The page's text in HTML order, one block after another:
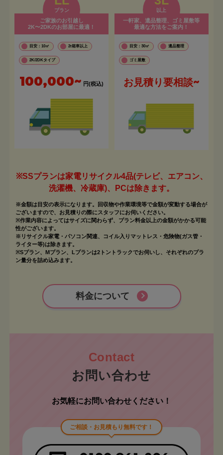
プラン
ご家族のお引越し
2K〜2DKのお部屋に最適！
目安：10㎡ 2t箱車以上
2K/2DKタイプ
100,000~ 円(税込)
以上
一軒家、遺品整理、ゴミ屋敷等
最適な方法をご案内！
目安：30㎡ 遺品整理
ゴミ屋敷
お見積り要相談~
※SSプランは家電リサイクル4品(テレビ、エアコン、
洗濯機、冷蔵庫)、PCは除きます。
※金額は目安の表示になります。回収物や作業環境等で金額が変動する場合が
ございますので、お見積りの際にスタッフにお伺いください。
※作業内容によってはサイズに関わらず、プラン料金以上の金額がかかる可能
性がございます。
※リサイクル家電・パソコン関連、コイル入りマットレス・危険物(ガス管・
ライター等)は除きます。
※Sプラン、Mプラン、Lプランは2トントラックでお伺いし、それぞれのプラ
ン量分を詰め込みます。
料金について
お問い合わせ
お気軽にお問い合わせください！
ご相談・お見積もり無料です！